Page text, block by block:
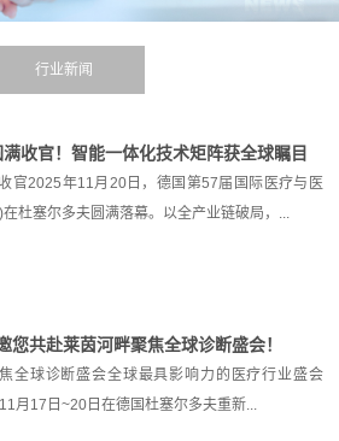
行业新闻
收官！智能一体化技术矩阵获全球瞩目
官2025年11月20日，德国第57届国际医疗与医
杜塞尔多夫圆满落幕。以全产业链破局，...
您共赴莱茵河畔聚焦全球诊断盛会！
全球诊断盛会全球最具影响力的医疗行业盛会
月17日~20日在德国杜塞尔多夫重新...